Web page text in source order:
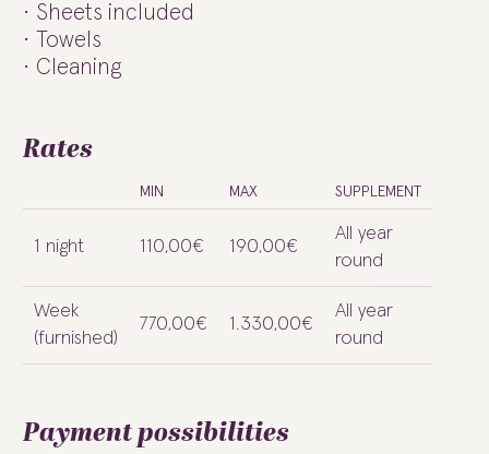
Sheets included
Towels
Cleaning
Rates
MIN MAX SUPPLEMENT
1 night 110,00€ 190,00€
All year
round
Week
(furnished)
770,00€ 1.330,00€
All year
round
Payment possibilities